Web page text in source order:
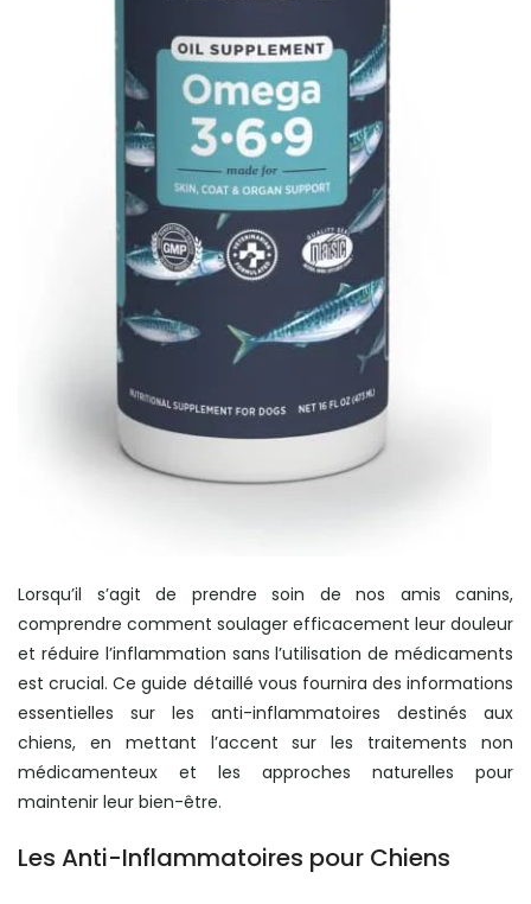
Lorsqu’il s’agit de prendre soin de nos amis canins,
comprendre comment soulager efficacement leur douleur
et réduire l’inflammation sans l’utilisation de médicaments
est crucial. Ce guide détaillé vous fournira des informations
essentielles sur les anti-inflammatoires destinés aux
chiens, en mettant l’accent sur les traitements non
médicamenteux et les approches naturelles pour
maintenir leur bien-être.
Les Anti-Inflammatoires pour Chiens